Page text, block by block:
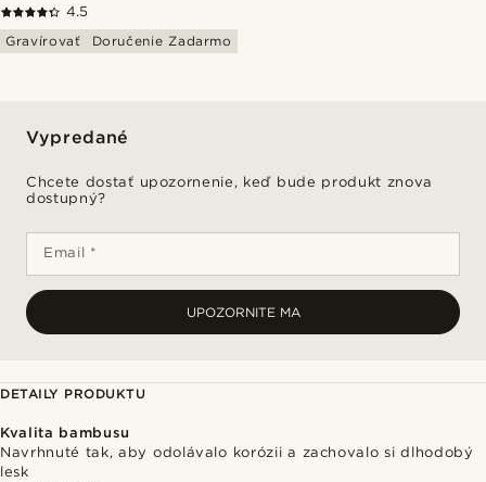
4.5
Gravírovať
Doručenie Zadarmo
Vypredané
Chcete dostať upozornenie, keď bude produkt znova
dostupný?
Email *
UPOZORNITE MA
DETAILY PRODUKTU
Kvalita bambusu
Navrhnuté tak, aby odolávalo korózii a zachovalo si dlhodobý
lesk